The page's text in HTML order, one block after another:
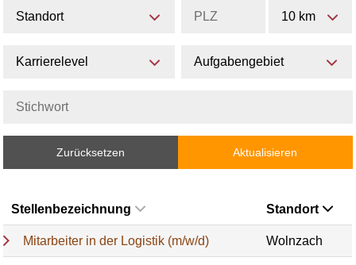
Standort 10 km
Karrierelevel Aufgabengebiet
Zurücksetzen Aktualisieren
Stellenbezeichnung Standort
Mitarbeiter in der Logistik (m/w/d) Wolnzach